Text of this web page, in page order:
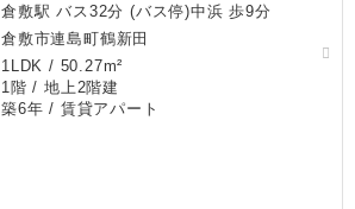
倉敷駅 バス32分 (バス停)中浜 歩9分
倉敷市連島町鶴新田
1LDK / 50.27m²
1階 / 地上2階建
築6年 / 賃貸アパート